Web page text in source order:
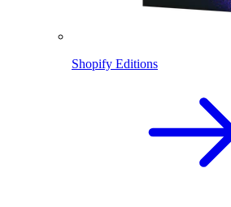
Shopify Editions